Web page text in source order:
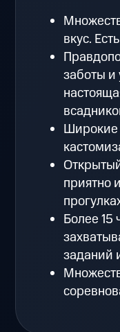
вкус.
заботы
Широкие
приятно
Более 15
заданий